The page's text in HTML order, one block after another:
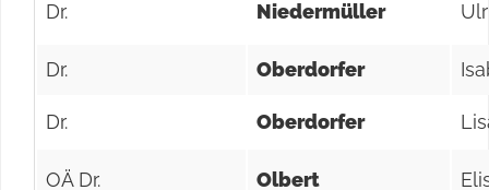
Dr. Niedermüller
Dr. Oberdorfer
Dr. Oberdorfer
OÄ Dr. Olbert